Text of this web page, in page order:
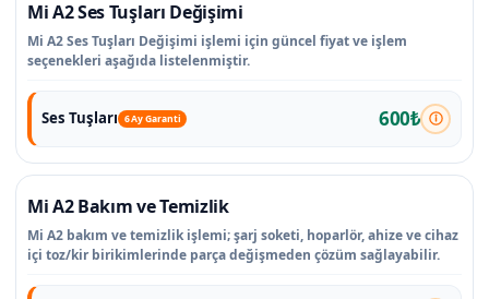
Mi A2 Ses Tuşları Değişimi
Mi A2 Ses Tuşları Değişimi işlemi için güncel fiyat ve işlem
seçenekleri aşağıda listelenmiştir.
Ses Tuşları 6 Ay Garanti 600₺
Mi A2 Bakım ve Temizlik
Mi A2 bakım ve temizlik işlemi; şarj soketi, hoparlör, ahize ve cihaz
içi toz/kir birikimlerinde parça değişmeden çözüm sağlayabilir.